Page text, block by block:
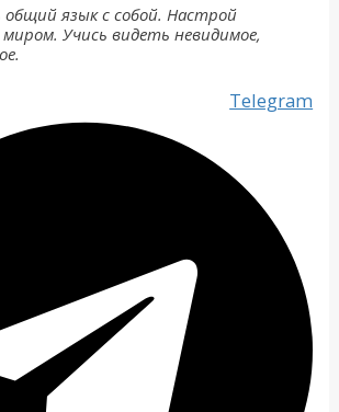
общий язык с собой. Настрой
Учись видеть невидимое,
Telegram